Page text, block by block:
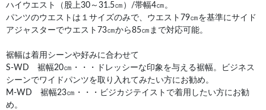
ハイウエスト（股上30～31.5㎝）/帯幅4㎝。
パンツのウエストは１サイズのみで、ウエスト79㎝を基準にサイド
アジャスターでウエスト73㎝から85㎝まで対応可能。
裾幅は着用シーンや好みに合わせて
S-WD 裾幅20㎝・・・ドレッシーな印象を与える裾幅。ビジネス
シーンでワイドパンツを取り入れてみたい方にお勧め。
M-WD 裾幅23㎝・・・ビジカジテイストで着用したい方にお勧
め。